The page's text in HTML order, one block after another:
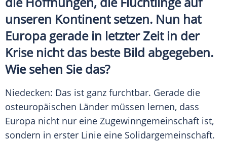
unseren Kontinent setzen. Nun hat
Europa gerade in letzter Zeit in der
Krise nicht das beste Bild abgegeben.
Wie sehen Sie das?
Niedecken: Das ist ganz furchtbar. Gerade die
osteuropäischen Länder müssen lernen, dass
Europa nicht nur eine Zugewinngemeinschaft ist,
sondern in erster Linie eine Solidargemeinschaft.